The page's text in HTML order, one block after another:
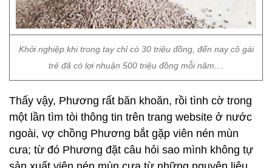
Khởi nghiệp khi trong tay chỉ có 30 triệu đồng, đến nay cô gái
trẻ đã có lợi nhuận 500 triệu đồng mỗi năm....
Thấy vậy, Phương rất băn khoăn, rồi tình cờ trong
một lần tìm tòi thông tin trên trang website ở nước
ngoài, vợ chồng Phương bắt gặp viên nén mùn
cưa; từ đó Phương đặt câu hỏi sao mình không tự